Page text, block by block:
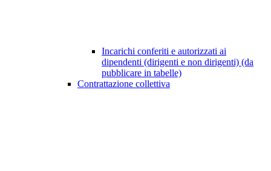
Incarichi conferiti e autorizzati ai
dipendenti (dirigenti e non dirigenti) (da
pubblicare in tabelle)
Contrattazione collettiva